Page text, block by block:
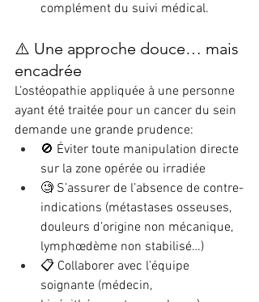
complément du suivi médical.
⚠️ Une approche douce… mais
encadrée
L’ostéopathie appliquée à une personne
ayant été traitée pour un cancer du sein
demande une grande prudence:
🚫 Éviter toute manipulation directe
sur la zone opérée ou irradiée
🧐 S’assurer de l’absence de contre-
indications (métastases osseuses,
douleurs d’origine non mécanique,
lymphœdème non stabilisé…)
📋 Collaborer avec l’équipe
soignante (médecin,